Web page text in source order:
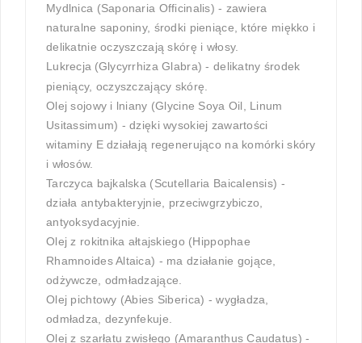
Mydlnica (Saponaria Officinalis) - zawiera
naturalne saponiny, środki pieniące, które miękko i
delikatnie oczyszczają skórę i włosy.
Lukrecja (Glycyrrhiza Glabra) - delikatny środek
pieniący, oczyszczający skórę.
Olej sojowy i lniany (Glycine Soya Oil, Linum
Usitassimum) - dzięki wysokiej zawartości
witaminy E działają regenerująco na komórki skóry
i włosów.
Tarczyca bajkalska (Scutellaria Baicalensis) -
działa antybakteryjnie, przeciwgrzybiczo,
antyoksydacyjnie.
Olej z rokitnika ałtajskiego (Hippophae
Rhamnoides Altaica) - ma działanie gojące,
odżywcze, odmładzające.
Olej pichtowy (Abies Siberica) - wygładza,
odmładza, dezynfekuje.
Olej z szarłatu zwisłego (Amaranthus Caudatus) -